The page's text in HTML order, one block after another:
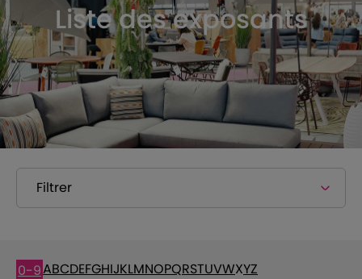
Liste des exposants
Filtrer
0-9ABCDEFGHIJKLMNOPQRSTUVWXYZ